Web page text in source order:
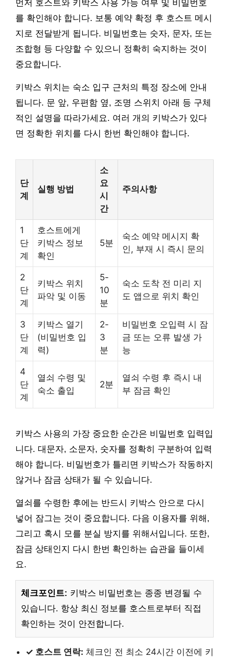
먼저 호스트와 키박스 사용 가능 여부 및 비밀번호
를 확인해야 합니다. 보통 예약 확정 후 호스트 메시
지로 전달받게 됩니다. 비밀번호는 숫자, 문자, 또는
조합형 등 다양할 수 있으니 정확히 숙지하는 것이
중요합니다.
키박스 위치는 숙소 입구 근처의 특정 장소에 안내
됩니다. 문 앞, 우편함 옆, 조명 스위치 아래 등 구체
적인 설명을 따라가세요. 여러 개의 키박스가 있다
면 정확한 위치를 다시 한번 확인해야 합니다.
단
계
실행 방법
소
요
시
간
주의사항
1
단
계
호스트에게
키박스 정보
확인
5분
숙소 예약 메시지 확
인, 부재 시 즉시 문의
2
단
계
키박스 위치
파악 및 이동
5-
10
분
숙소 도착 전 미리 지
도 앱으로 위치 확인
3
단
계
키박스 열기
(비밀번호 입
력)
2-
3
분
비밀번호 오입력 시 잠
금 또는 오류 발생 가
능
4
단
계
열쇠 수령 및
숙소 출입
2분
열쇠 수령 후 즉시 내
부 잠금 확인
키박스 사용의 가장 중요한 순간은 비밀번호 입력입
니다. 대문자, 소문자, 숫자를 정확히 구분하여 입력
해야 합니다. 비밀번호가 틀리면 키박스가 작동하지
않거나 잠금 상태가 될 수 있습니다.
열쇠를 수령한 후에는 반드시 키박스 안으로 다시
넣어 잠그는 것이 중요합니다. 다음 이용자를 위해,
그리고 혹시 모를 분실 방지를 위해서입니다. 또한,
잠금 상태인지 다시 한번 확인하는 습관을 들이세
요.
체크포인트: 키박스 비밀번호는 종종 변경될 수
있습니다. 항상 최신 정보를 호스트로부터 직접
확인하는 것이 안전합니다.
✓ 호스트 연락: 체크인 전 최소 24시간 이전에 키